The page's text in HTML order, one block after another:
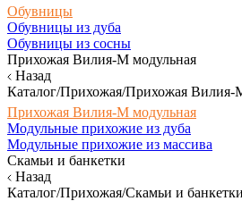
Обувницы
Обувницы из дуба
Обувницы из сосны
Прихожая Вилия-М модульная
Назад
Каталог/Прихожая/Прихожая Вилия-
Прихожая Вилия-М модульная
Модульные прихожие из дуба
Модульные прихожие из массива
Скамьи и банкетки
Назад
Каталог/Прихожая/Скамьи и банкетки